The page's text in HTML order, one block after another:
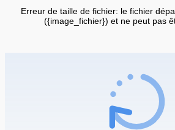
Erreur de taille de fichier: le fichier
({image_fichier}) et ne peut pas